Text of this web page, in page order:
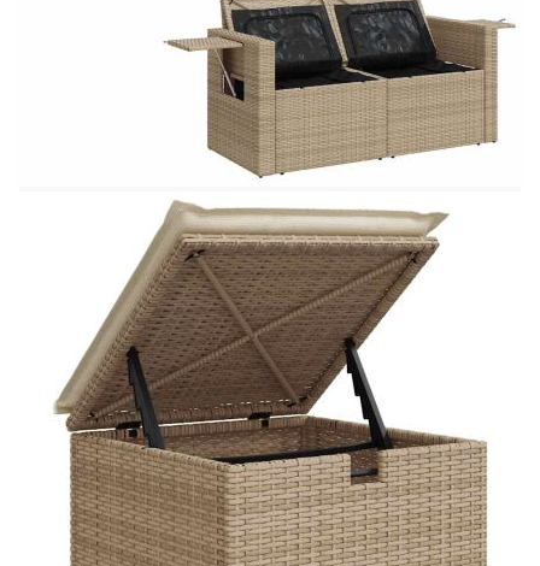
Ъглова седалка:
Цвят: Бежов
Материал: PE ратан, прахово боядисана
Размери: 62 x 62 x 69 см (Ш x Д x В)
Размери на седалката: 55 x 55 cм (Ш x Д)
Височина на седалката от земята (без
възглавницата): 37 см
Модул с подлакътници:
Цвят: Бежов
Материал: PE ратан, прахово боядисана
стомана
Размери: 62 x 62 x 69 см (Ш x Д x В)
Размери на седалката: 55 x 55 cм (Ш x Д)
Височина на седалката от земята (без
възглавницата): 37 см